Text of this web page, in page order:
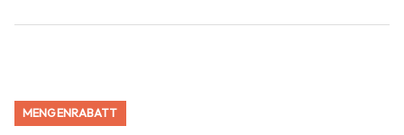
MENGENRABATT